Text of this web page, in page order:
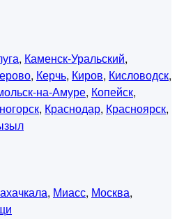
, Каменск-Уральский,
, Керчь, Киров, Кисловодск,
на-Амуре, Копейск,
, Краснодар, Красноярск,
, Миасс, Москва,